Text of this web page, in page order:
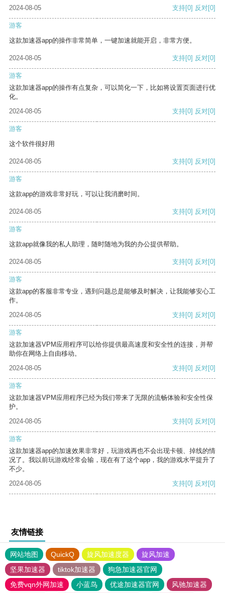
2024-08-05
支持[0] 反对[0]
游客
这款加速器app的操作非常简单，一键加速就能开启，非常方便。
2024-08-05 支持[0] 反对[0]
游客
这款加速器app的操作有点复杂，可以简化一下，比如将设置页面进行优
化。
2024-08-05
支持[0] 反对[0]
游客
这个软件很好用
2024-08-05 支持[0] 反对[0]
游客
这款app的游戏非常好玩，可以让我消磨时间。
2024-08-05 支持[0] 反对[0]
游客
这款app就像我的私人助理，随时随地为我的办公提供帮助。
2024-08-05 支持[0] 反对[0]
游客
这款app的客服非常专业，遇到问题总是能够及时解决，让我能够安心工
作。
2024-08-05
支持[0] 反对[0]
游客
这款加速器VPM应用程序可以给你提供最高速度和安全性的连接，并帮
助你在网络上自由移动。
2024-08-05
支持[0] 反对[0]
游客
这款加速器VPM应用程序已经为我们带来了无限的流畅体验和安全性保
护。
2024-08-05
支持[0] 反对[0]
游客
这款加速器app的加速效果非常好，玩游戏再也不会出现卡顿、掉线的情
况了。我以前玩游戏经常会输，现在有了这个app，我的游戏水平提升了
不少。
2024-08-05
支持[0] 反对[0]
友情链接
网站地图 QuickQ 旋风加速度器
旋风加速
坚果加速器
tiktok加速器
狗急加速器官网
免费vqn外网加速
小蓝鸟 优途加速器官网
风驰加速器